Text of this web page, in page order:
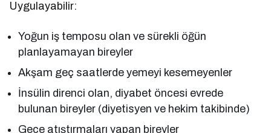
Uygulayabilir:
Yoğun iş temposu olan ve sürekli öğün
planlayamayan bireyler
Akşam geç saatlerde yemeyi kesemeyenler
İnsülin direnci olan, diyabet öncesi evrede
bulunan bireyler (diyetisyen ve hekim takibinde)
Gece atıştırmaları yapan bireyler